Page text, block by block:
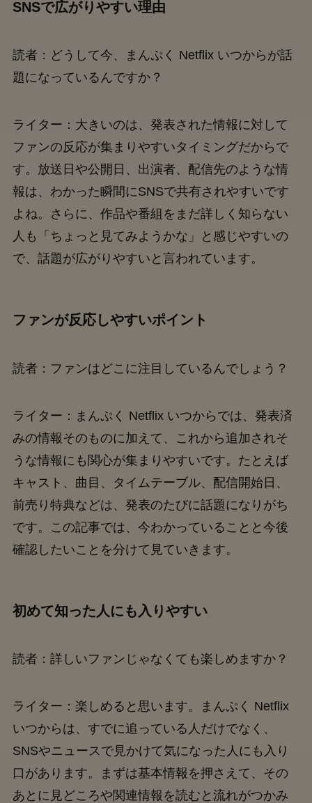
SNSで広がりやすい理由
読者：どうして今、まんぷく Netflix いつからが話
題になっているんですか？
ライター：大きいのは、発表された情報に対して
ファンの反応が集まりやすいタイミングだからで
す。放送日や公開日、出演者、配信先のような情
報は、わかった瞬間にSNSで共有されやすいです
よね。さらに、作品や番組をまだ詳しく知らない
人も「ちょっと見てみようかな」と感じやすいの
で、話題が広がりやすいと言われています。
ファンが反応しやすいポイント
読者：ファンはどこに注目しているんでしょう？
ライター：まんぷく Netflix いつからでは、発表済
みの情報そのものに加えて、これから追加されそ
うな情報にも関心が集まりやすいです。たとえば
キャスト、曲目、タイムテーブル、配信開始日、
前売り特典などは、発表のたびに話題になりがち
です。この記事では、今わかっていることと今後
確認したいことを分けて見ていきます。
初めて知った人にも入りやすい
読者：詳しいファンじゃなくても楽しめますか？
ライター：楽しめると思います。まんぷく Netflix
いつからは、すでに追っている人だけでなく、
SNSやニュースで見かけて気になった人にも入り
口があります。まずは基本情報を押さえて、その
あとに見どころや関連情報を読むと流れがつかみ